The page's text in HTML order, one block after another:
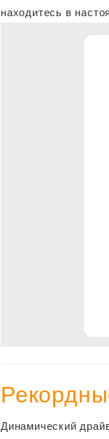
находитесь в
Динамический